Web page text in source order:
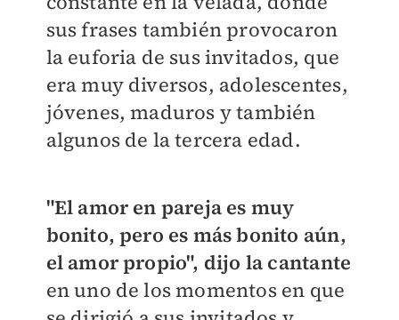
sus frases también provocaron
la euforia de sus invitados, que
era muy diversos, adolescentes,
jóvenes, maduros y también
algunos de la tercera edad.
"El amor en pareja es muy
bonito, pero es más bonito aún,
el amor propio", dijo la cantante
en uno de los momentos en que